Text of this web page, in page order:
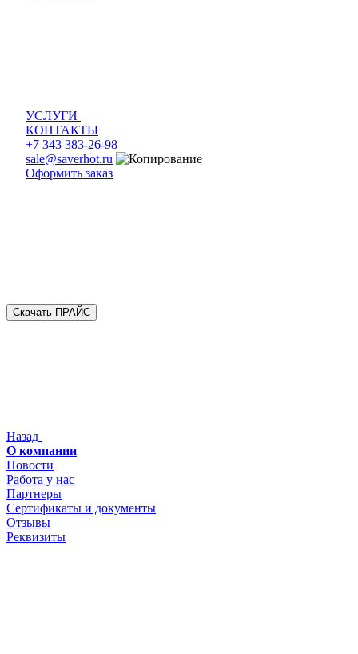
УСЛУГИ
КОНТАКТЫ
+7 343 383-26-98
sale@saverhot.ru
Оформить заказ
Скачать ПРАЙС
Назад
О компании
Новости
Работа у нас
Партнеры
Сертификаты и документы
Отзывы
Реквизиты